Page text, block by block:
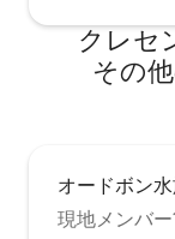
クレセ
そ⁠の⁠
オードボン
現地メンバ